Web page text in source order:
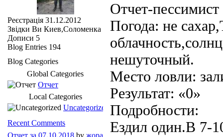
Отчет-
Погода: не
нешуточный.
Место ловли:
Результат: «0»
Подробности:
Ездил один.В 7-
Реєстрація 31.12.2012
Звідки Ви Киев,Соломенка
Дописи 5
Blog Entries 194
Blog Categories
Global Categories
Отчет
Local Categories
Uncategorized
Recent Comments
Отчет за 07.10.2018 by жора